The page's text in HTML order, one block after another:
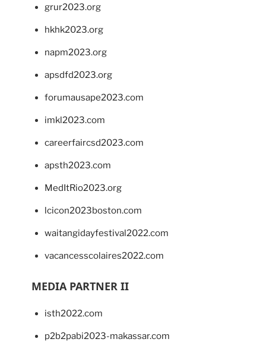
grur2023.org
hkhk2023.org
napm2023.org
apsdfd2023.org
forumausape2023.com
imkl2023.com
careerfaircsd2023.com
apsth2023.com
MedItRio2023.org
lcicon2023boston.com
waitangidayfestival2022.com
vacancesscolaires2022.com
MEDIA PARTNER II
isth2022.com
p2b2pabi2023-makassar.com